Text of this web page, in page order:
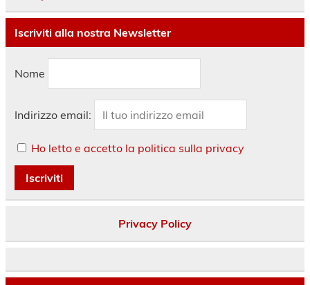
Iscriviti alla nostra Newsletter
Nome
Indirizzo email:
Ho letto e accetto la politica sulla privacy
Privacy Policy